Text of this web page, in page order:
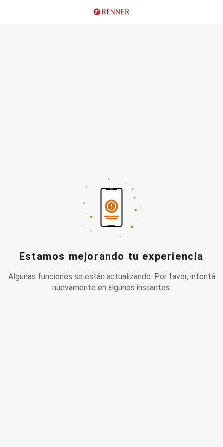
Estamos mejorando tu experiencia
Algunas funciones se están actualizando. Por favor, intentá
nuevamente en algunos instantes.